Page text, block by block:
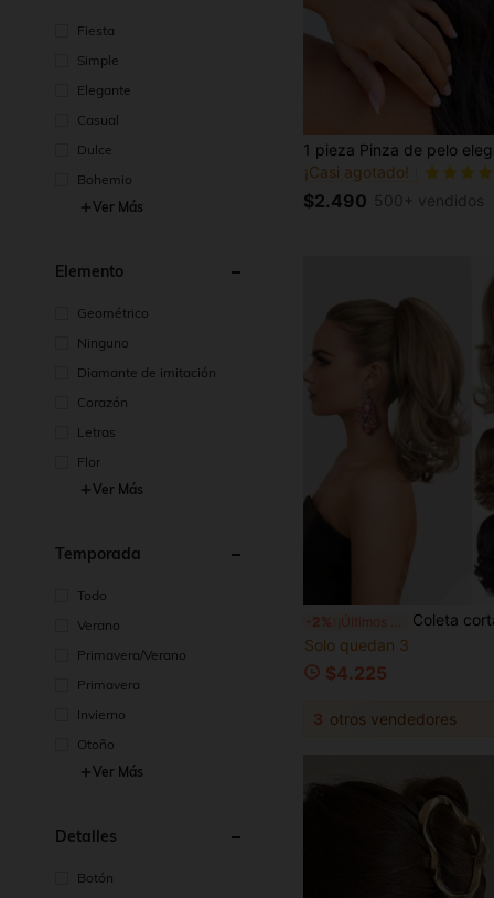
Fiesta
Simple
Elegante
Casual
Dulce
Bohemio
Ver Más
Elemento
Geométrico
Ninguno
Diamante de imitación
Corazón
Letras
Flor
Ver Más
Temporada
Todo
Verano
Primavera/Verano
Primavera
Invierno
Otoño
Ver Más
Detalles
Botón
#1 Más vendidos
¡Casi agotado!
#1 Más vendidos
¡Casi agotado!
#1 Más vendidos
¡Casi agotado!
#1 Más vendidos
$2.490 500+ vendidos
-2%
Coleta corta con clip de ondas grandes rizadas para mujer estilo europeo &
Solo quedan 3
$4.225
3 otros vendedores